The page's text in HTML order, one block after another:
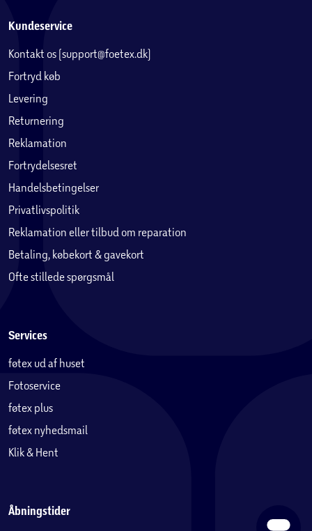
Kundeservice
Kontakt os (support@foetex.dk)
Fortryd køb
Levering
Returnering
Reklamation
Fortrydelsesret
Handelsbetingelser
Privatlivspolitik
Reklamation eller tilbud om reparation
Betaling, købekort & gavekort
Ofte stillede spørgsmål
Services
føtex ud af huset
Fotoservice
føtex plus
føtex nyhedsmail
Klik & Hent
Åbningstider